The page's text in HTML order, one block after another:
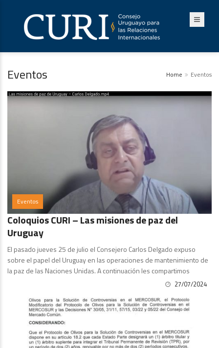
Eventos Home Eventos
Eventos
Coloquios CURI – Las misiones de paz del
Uruguay
El pasado jueves 25 de julio el Consejero Carlos Delgado expuso
sobre el papel del Uruguay en las operaciones de mantenimiento de
la paz de las Naciones Unidas. A continuación les compartimos
27/07/2024